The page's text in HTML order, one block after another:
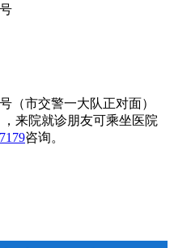
（市交警一大队正对面）
来院就诊朋友可乘坐医院
咨询。